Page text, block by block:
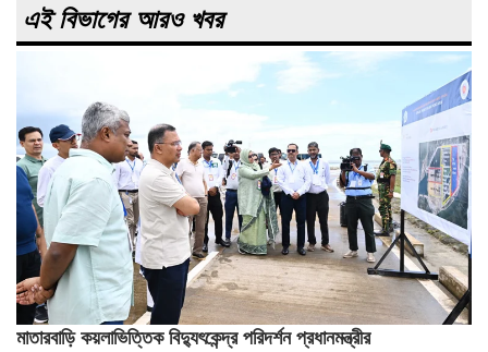
এই বিভাগের আরও খবর
মাতারবাড়ি কয়লাভিত্তিক বিদ্যুৎকেন্দ্র পরিদর্শন প্রধানমন্ত্রীর